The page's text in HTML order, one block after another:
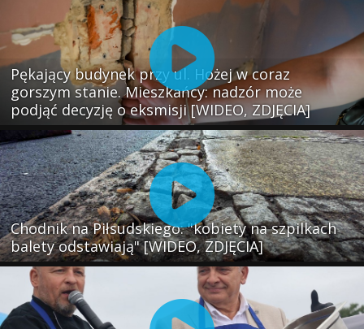
Pękający budynek przy ul. Hożej w coraz
gorszym stanie. Mieszkańcy: nadzór może
podjąć decyzję o eksmisji [WIDEO, ZDJĘCIA]
Chodnik na Piłsudskiego: "kobiety na szpilkach
balety odstawiają" [WIDEO, ZDJĘCIA]